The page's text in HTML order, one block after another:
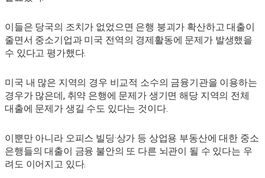
이들은 당국의 조치가 없었으면 은행 붕괴가 확산하고 대출이
줄면서 중소기업과 미국 전역의 경제활동에 문제가 발생했을
수 있다고 평가했다.
미국 내 많은 지역의 경우 비교적 소수의 금융기관을 이용하는
경우가 많은데, 취약 은행에 문제가 생기면 해당 지역의 전체
대출에 문제가 생길 수도 있다는 것이다.
이뿐만 아니라 오피스 빌딩·상가 등 상업용 부동산에 대한 중소
은행들의 대출이 금융 불안의 또 다른 뇌관이 될 수 있다는 우
려도 이어지고 있다.